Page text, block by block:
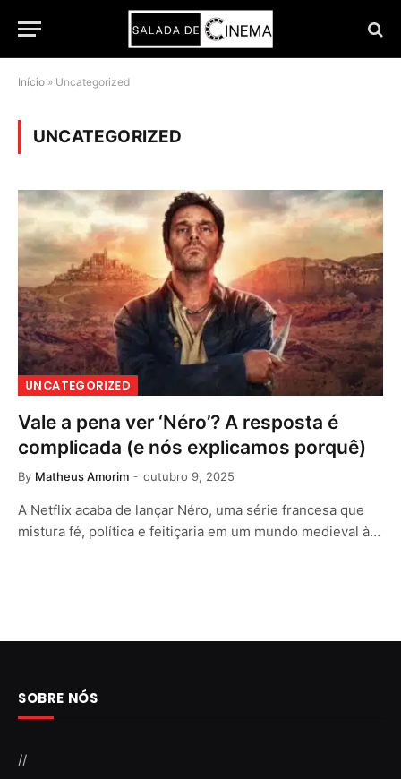
Início » Uncategorized
UNCATEGORIZED
UNCATEGORIZED
Vale a pena ver ‘Néro’? A resposta é
complicada (e nós explicamos porquê)
By Matheus Amorim outubro 9, 2025
A Netflix acaba de lançar Néro, uma série francesa que
mistura fé, política e feitiçaria em um mundo medieval à…
SOBRE NÓS
//